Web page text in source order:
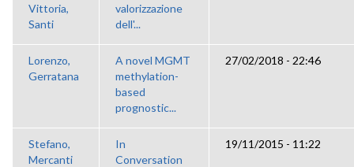
Vittoria,
Santi
valorizzazione
dell'...
Lorenzo,
Gerratana
A novel MGMT
methylation-
based
prognostic...
27/02/2018 - 22:46
Stefano,
Mercanti
In
Conversation
19/11/2015 - 11:22